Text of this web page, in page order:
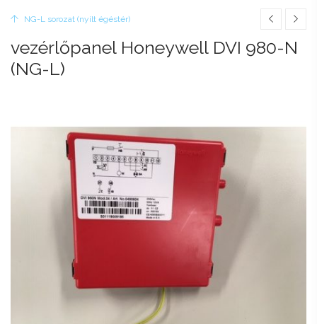
NG-L sorozat (nyílt égéstér)
vezérlőpanel Honeywell DVI 980-N
(NG-L)